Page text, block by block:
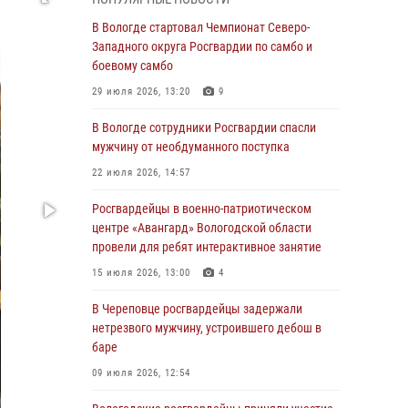
магазина
03 августа 2026, 09:34
В Вологде определились победители и
призеры Чемпионатов Северо-Западного
самбо
03 августа 2026, 08:54 8 1
ВНЕВЕДОМСТВЕННОЙ ОХРАНЫ РОСГВАРДИИ
В ВОЛОГОДСКОЙ ОБЛАСТИ ЗАДЕРЖАНО 23
ПРАВОНАРУШИТЕЛЯ
02 августа 2026, 10:37
Росгвардейцы в г. Соколе задержали
несовершеннолетнего нарушителя
на питбайке
31 июля 2026, 06:43
В Вологде стартовал Чемпионат Северо-
Западного округа Росгвардии по самбо и
боевому самбо
29 июля 2026, 13:20 9
В Вологде сотрудники Росгвардии спасли
мужчину от необдуманного поступка
22 июля 2026, 14:57
Росгвардейцы в военно-патриотическом
центре «Авангард» Вологодской области
провели для ребят интерактивное занятие
15 июля 2026, 13:00 4
В Череповце росгвардейцы задержали
нетрезвого мужчину, устроившего дебош в
баре
09 июля 2026, 12:54